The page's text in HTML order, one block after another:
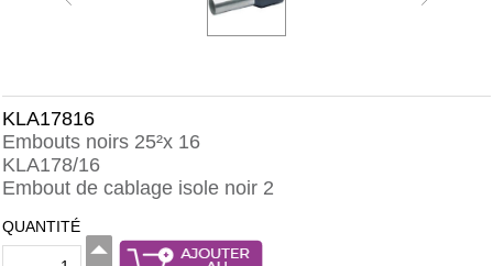
KLA17816
Embouts noirs 25²x 16
KLA178/16
Embout de cablage isole noir 2
QUANTITÉ